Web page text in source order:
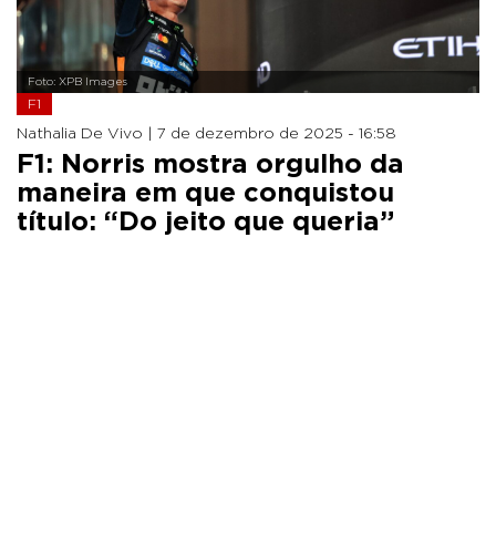
Foto: XPB Images
F1
Nathalia De Vivo | 7 de dezembro de 2025 - 16:58
F1: Norris mostra orgulho da
maneira em que conquistou
título: “Do jeito que queria”